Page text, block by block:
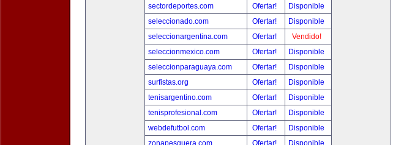
sectordeportes.com
Ofertar!
Disponible
seleccionado.com
Ofertar!
Disponible
seleccionargentina.com
Ofertar!
Vendido!
seleccionmexico.com
Ofertar!
Disponible
seleccionparaguaya.com
Ofertar!
Disponible
surfistas.org
Ofertar!
Disponible
tenisargentino.com
Ofertar!
Disponible
tenisprofesional.com
Ofertar!
Disponible
webdefutbol.com
Ofertar!
Disponible
zonapesquera.com
Ofertar!
Disponible